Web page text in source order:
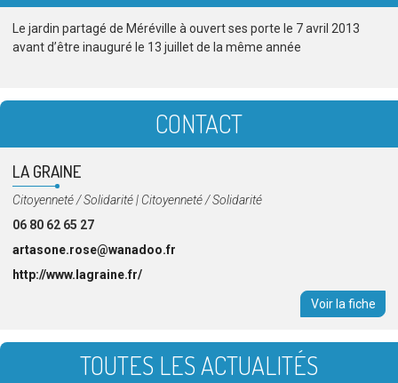
Le jardin partagé de Méréville à ouvert ses porte le 7 avril 2013
avant d’être inauguré le 13 juillet de la même année
CONTACT
LA GRAINE
Catégorie
:
Citoyenneté / Solidarité| Citoyenneté / Solidarité
06 80 62 65 27
artasone.rose@wanadoo.fr
http://www.lagraine.fr/
Voir la fiche
TOUTES LES ACTUALITÉS